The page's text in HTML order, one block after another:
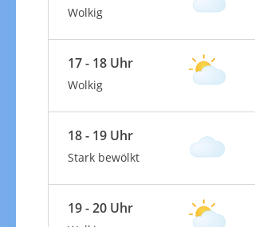
Wolkig
17 - 18 Uhr
Wolkig
18 - 19 Uhr
Stark bewölkt
19 - 20 Uhr